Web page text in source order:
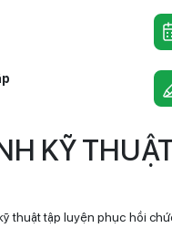
KỸ
thuật tập luyện phục hồi